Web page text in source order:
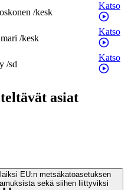
/kesk
Katso
/kesk
Katso
/sd
Katso
asiat
EU:n metsäkatoasetuksen
sekä siihen liittyviksi